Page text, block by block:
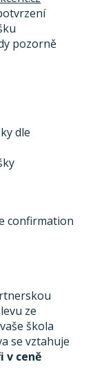
pozorně
dle
confirmation
ze
škola
se vztahuje
v ceně